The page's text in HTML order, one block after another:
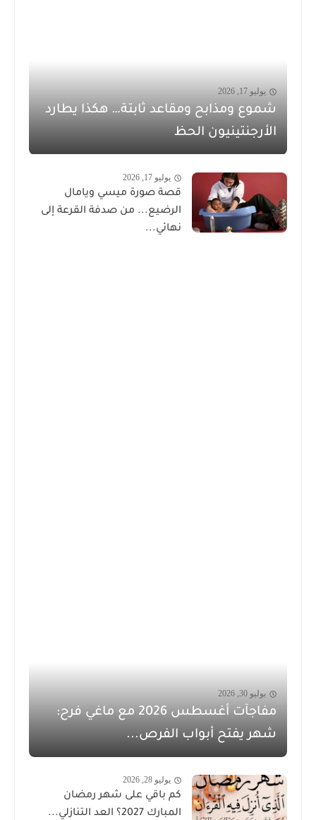
يوليو 17, 2026
شموع ومذابح ومقاعد ثابتة… هكذا يطارد
الأرجنتينيون الحظ
يوليو 17, 2026
قصة صورة ميسي ويامال
الرضيع... من صدفة القرعة إلى
نهائي...
يوليو 30, 2026
مفاجآت أغسطس 2026 مع ماغي فرح:
شهر يفتح أبواب الفرص...
يوليو 28, 2026
كم باقي على شهر رمضان
المبارك 2027؟ العد التنازلي...